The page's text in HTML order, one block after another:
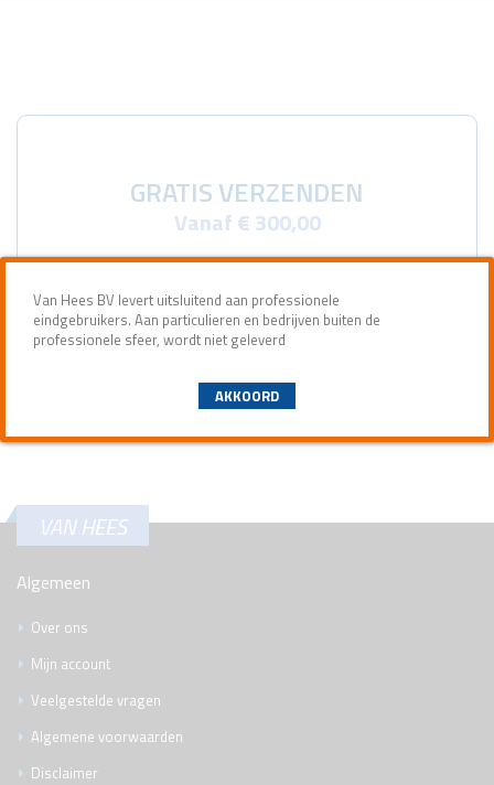
Van Hees BV levert uitsluitend aan professionele
eindgebruikers. Aan particulieren en bedrijven buiten de
professionele sfeer, wordt niet geleverd
AKKOORD
GRATIS VERZENDEN
Vanaf € 300,00
VAN HEES
Algemeen
Over ons
Mijn account
Veelgestelde vragen
Algemene voorwaarden
Disclaimer